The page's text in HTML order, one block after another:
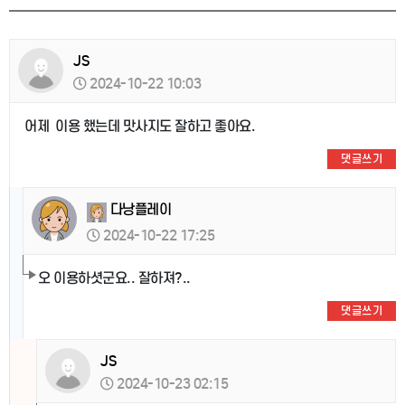
JS
2024-10-22 10:03
어제 이용 했는데 맛사지도 잘하고 좋아요.
댓글쓰기
다낭플레이
2024-10-22 17:25
오 이용하셧군요.. 잘하져?..
댓글쓰기
JS
2024-10-23 02:15